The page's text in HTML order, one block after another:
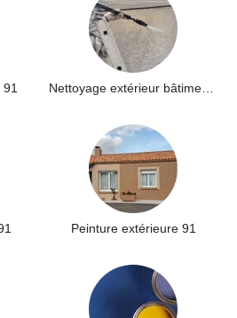
Peinture extérieure 91